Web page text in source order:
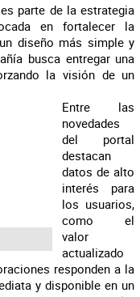
parte de la estrategia
en fortalecer la
diseño más simple y
busca entregar una
la visión de un
Entre las
novedades
del portal
destacan
datos de alto
interés para
los usuarios,
como el
valor
actualizado
responden a la
y disponible en un